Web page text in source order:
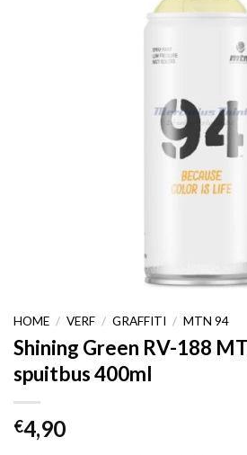
HOME / VERF / GRAFFITI / MTN 94
Shining Green RV-188
spuitbus 400ml
€4,90